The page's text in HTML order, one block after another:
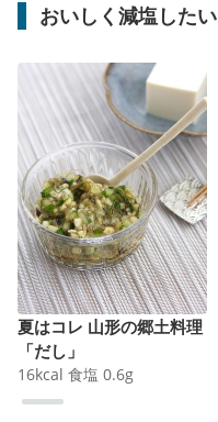
おいしく減塩したい
夏はコレ 山形の郷土料理
「だし」
16kcal 食塩 0.6g